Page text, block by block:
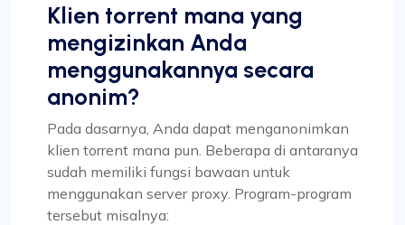
Klien torrent mana yang
mengizinkan Anda
menggunakannya secara
anonim?
Pada dasarnya, Anda dapat menganonimkan
klien torrent mana pun. Beberapa di antaranya
sudah memiliki fungsi bawaan untuk
menggunakan server proxy. Program-program
tersebut misalnya: